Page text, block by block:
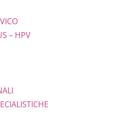
– HPV